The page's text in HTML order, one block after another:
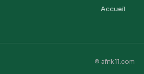
Accueil
© afrik11.com